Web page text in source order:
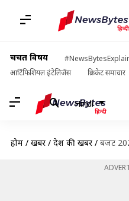
चर्चित विषय
आर्टिफिशियल इंटेलिजेंस
क्रिकेट समाचार
Hindi
होम / खबरें / देश की खबरें / बजट 2021: